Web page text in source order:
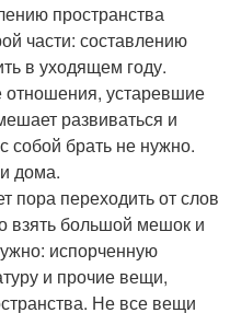
пространства
части: составлению
в уходящем году.
устаревшие
развиваться и
собой брать не нужно.
дома.
пора переходить от слов
взять большой мешок и
испорченную
и прочие вещи,
Не все вещи